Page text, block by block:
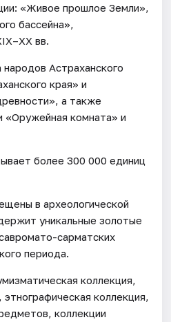
«Живое прошлое Земли»,
бассейна»,
вв.
Астраханского
края» и
а также
«Оружейная комната» и
более 300 000 единиц
в археологической
уникальные золотые
сарматских
периода.
коллекция,
коллекция,
коллекции